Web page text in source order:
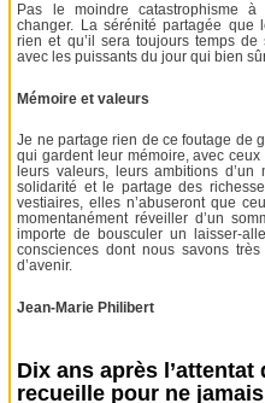
Pas le moindre catastrophisme à
changer. La sérénité partagée que
rien et qu’il sera toujours temps de
avec les puissants du jour qui bien
Mémoire et valeurs
Je ne partage rien de ce foutage de
qui gardent leur mémoire, avec
leurs valeurs, leurs ambitions
solidarité et le partage des
vestiaires, elles n’abuseront que
momentanément réveiller d’un
importe de bousculer un laisser-
consciences dont nous savons
d’avenir.
Jean-Marie Philibert
Dix ans après
recueille pour ne